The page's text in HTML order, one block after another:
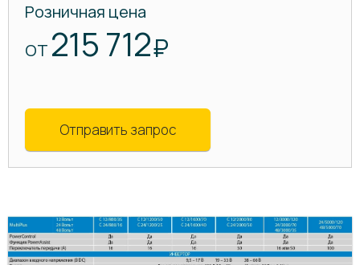
Розничная цена
ОТ 215 712₽
Отправить запрос